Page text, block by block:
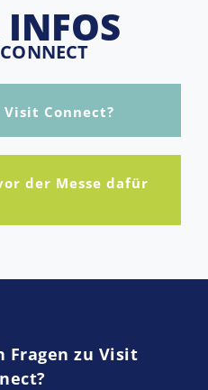
Connect?
der Messe dafür
Fragen zu Visit